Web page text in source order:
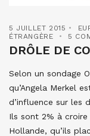
5 JUILLET 2015
ÉTRANGÈRE
5
DRÔLE DE
Selon un sondage
qu’Angela Merkel
d’influence sur les
Ils sont 2% à croire
Hollande, qu’ils